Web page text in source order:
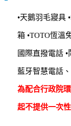
•天鵝羽毛寢具
箱 •TOTO恆溫
國際直撥電話 •
藍牙智慧電話
為配合行政院
起不提供一次